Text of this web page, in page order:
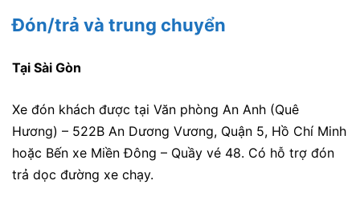
Đón/trả và trung chuyển
Tại Sài Gòn
Xe đón khách được tại Văn phòng An Anh (Quê
Hương) – 522B An Dương Vương, Quận 5, Hồ Chí Minh
hoặc Bến xe Miền Đông – Quầy vé 48. Có hỗ trợ đón
trả dọc đường xe chạy.